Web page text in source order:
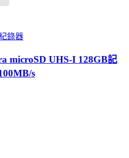
錄器
microSD UHS-I 128GB記
s